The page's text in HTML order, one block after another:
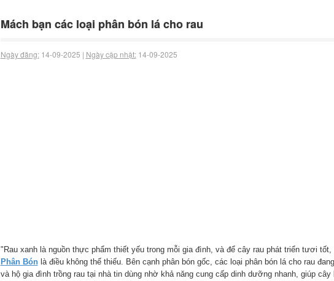
Mách bạn các loại phân bón lá cho rau
Ngày đăng:14-09-2025 | Ngày cập nhật:14-09-2025
"Rau xanh là nguồn thực phẩm thiết yếu trong mỗi gia đình, và để cây rau phát triển tươi
Phân Bón là điều không thể thiếu. Bên cạnh phân bón gốc, các loại phân bón lá cho rau
và hộ gia đình trồng rau tại nhà tin dùng nhờ khả năng cung cấp dinh dưỡng nhanh, giúp